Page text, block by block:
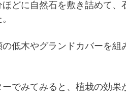
どに自然石を敷き詰めて
低木やグランドカバーを
でみてみると、植栽の効果